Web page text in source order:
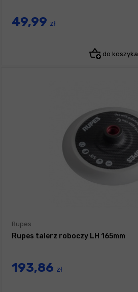
49,99 zł
do koszyka
Rupes
Rupes talerz roboczy LH 165mm
193,86 zł